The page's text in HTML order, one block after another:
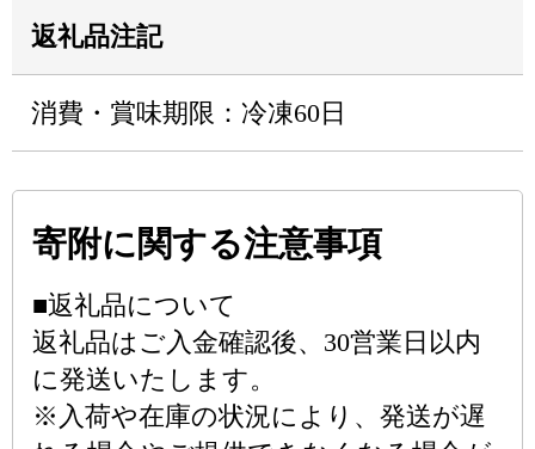
返礼品注記
消費・賞味期限：冷凍60日
寄附に関する注意事項
■返礼品について
返礼品はご入金確認後、30営業日以内
に発送いたします。
※入荷や在庫の状況により、発送が遅